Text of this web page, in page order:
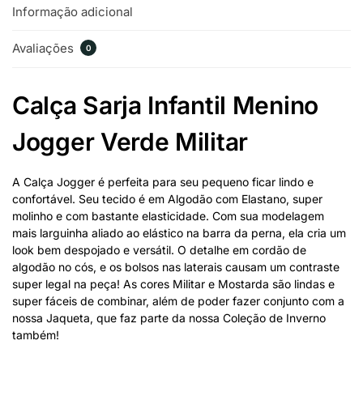
Informação adicional
Avaliações 0
Calça Sarja Infantil Menino
Jogger Verde Militar
A Calça Jogger é perfeita para seu pequeno ficar lindo e
confortável. Seu tecido é em Algodão com Elastano, super
molinho e com bastante elasticidade. Com sua modelagem
mais larguinha aliado ao elástico na barra da perna, ela cria um
look bem despojado e versátil. O detalhe em cordão de
algodão no cós, e os bolsos nas laterais causam um contraste
super legal na peça! As cores Militar e Mostarda são lindas e
super fáceis de combinar, além de poder fazer conjunto com a
nossa Jaqueta, que faz parte da nossa Coleção de Inverno
também!